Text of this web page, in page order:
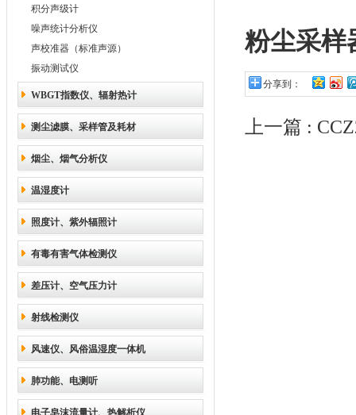
积分声级计
噪声统计分析仪
声校准器（标准声源）
振动测试仪
WBGT指数仪、辐射热计
测尘滤膜、采样管及耗材
烟尘、烟气分析仪
温湿度计
照度计、紫外辐照计
有毒有害气体检测仪
差压计、空气压力计
射线检测仪
风速仪、风俗温湿度一体机
肺功能、电测听
电子皂沫流量计、热解析仪
粉尘采样
分享到：
上一篇 :